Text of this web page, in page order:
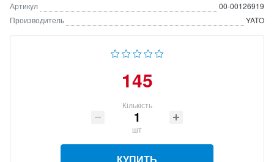
Артикул
00-00126919
Производитель
YATO
145
Кількість
шт